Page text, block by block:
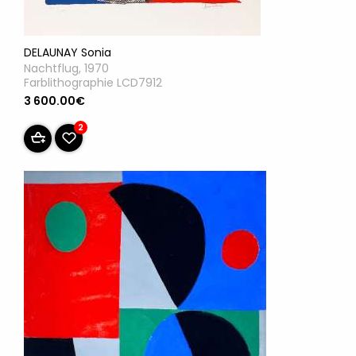
DELAUNAY Sonia
Nachtflug, 1970
Farblithographie LCD7912
3 600.00€
2